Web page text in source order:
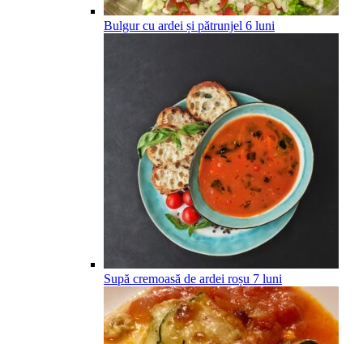
Bulgur cu ardei și pătrunjel 6 luni
Supă cremoasă de ardei roșu 7 luni